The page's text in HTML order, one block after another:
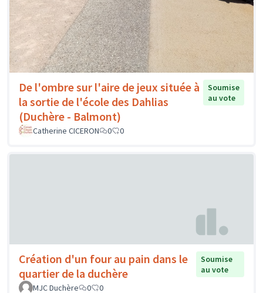
De l'ombre sur l'aire de jeux située à
la sortie de l'école des Dahlias
(Duchère - Balmont)
Soumise
au vote
Catherine CICERON 0 0
Création d'un four au pain dans le
quartier de la duchère
Soumise
au vote
MJC Duchère
0 0